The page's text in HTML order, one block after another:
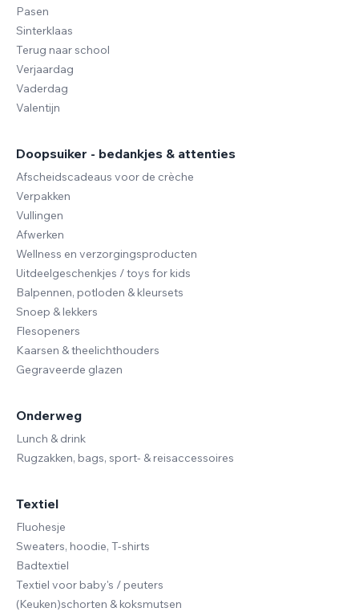
Pasen
Sinterklaas
Terug naar school
Verjaardag
Vaderdag
Valentijn
Doopsuiker - bedankjes & attenties
Afscheidscadeaus voor de crèche
Verpakken
Vullingen
Afwerken
Wellness en verzorgingsproducten
Uitdeelgeschenkjes / toys for kids
Balpennen, potloden & kleursets
Snoep & lekkers
Flesopeners
Kaarsen & theelichthouders
Gegraveerde glazen
Onderweg
Lunch & drink
Rugzakken, bags, sport- & reisaccessoires
Textiel
Fluohesje
Sweaters, hoodie, T-shirts
Badtextiel
Textiel voor baby's / peuters
(Keuken)schorten & koksmutsen